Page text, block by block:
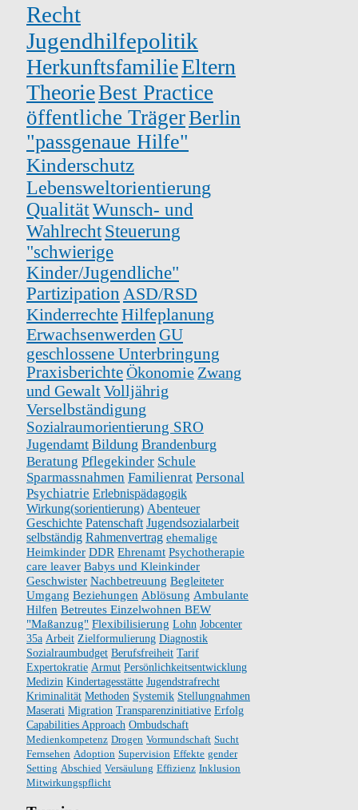
Recht
Jugendhilfepolitik
HerkunftsfamilieEltern
TheorieBest Practice
öffentliche TrägerBerlin
"passgenaue Hilfe"
Kinderschutz
Lebensweltorientierung
QualitätWunsch- und
Wahlrecht Steuerung
"schwierige
Kinder/Jugendliche"
Partizipation ASD/RSD
Kinderrechte Hilfeplanung
Erwachsenwerden GU
geschlossene Unterbringung
PraxisberichteÖkonomie Zwang
und GewaltVolljährig
Verselbständigung
Sozialraumorientierung SRO
Jugendamt Bildung Brandenburg
Beratung Pflegekinder Schule
Sparmassnahmen Familienrat Personal
Psychiatrie Erlebnispädagogik
Wirkung(sorientierung) Abenteuer
Geschichte Patenschaft Jugendsozialarbeit
selbständig Rahmenvertrag ehemalige
Heimkinder DDR Ehrenamt Psychotherapie
care leaver Babys und Kleinkinder
Geschwister Nachbetreuung Begleiteter
Umgang Beziehungen Ablösung Ambulante
Hilfen Betreutes Einzelwohnen BEW
"Maßanzug" Flexibilisierung Lohn Jobcenter
35a Arbeit Zielformulierung Diagnostik
Sozialraumbudget Berufsfreiheit Tarif
Expertokratie Armut Persönlichkeitsentwicklung
Medizin Kindertagesstätte Jugendstrafrecht
Kriminalität Methoden Systemik Stellungnahmen
Maserati Migration Transparenzinitiative Erfolg
Capabilities Approach Ombudschaft
Medienkompetenz Drogen Vormundschaft Sucht
Fernsehen Adoption Supervision Effekte gender
Setting Abschied Versäulung Effizienz Inklusion
Mitwirkungspflicht